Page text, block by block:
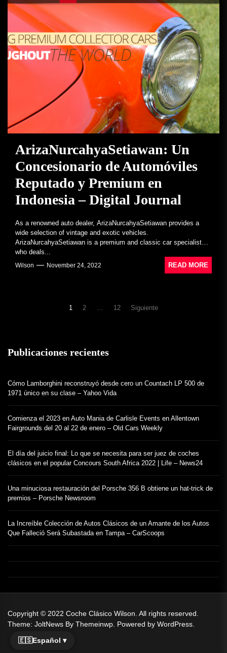
ArizaNurcahyaSetiawan: Un
Concesionario de Automóviles
Reputado y Premium en
Indonesia – Digital Journal
As a renowned auto dealer, ArizaNurcahyaSetiawan provides a
wide selection of vintage and exotic vehicles.
ArizaNurcahyaSetiawan is a premium and classic car specialist
who deals...
Wilson November 24, 2022 READ MORE
1 2 12 Siguiente
Publicaciones recientes
Cómo Lamborghini reconstruyó desde cero un Countach LP 500 de
1971 único en su clase – Yahoo Vida
Comienza el 2023 en Auto Mania de Carlisle Events en Allentown
Fairgrounds del 20 al 22 de enero – Old Cars Weekly
El día del juicio final: Lo que se necesita para ser juez de coches
clásicos en el popular Concours South Africa 2022 | Life – News24
Una minuciosa restauración del Porsche 356 B obtiene un hat-trick de
premios – Porsche Newsroom
La Increíble Colección de Autos Clásicos de un Amante de los Autos
Que Falleció Será Subastada en Tampa – CarScoops
Copyright © 2022 Coche Clásico Wilson. All rights reserved.
Theme: JoltNews By Themeinwp. Powered by WordPress.
🇪🇸Español ▾